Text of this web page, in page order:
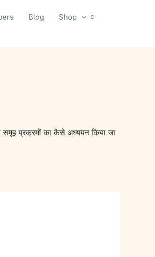
Blog
Shop
प्रक्रमों का कैसे अध्ययन किया जा